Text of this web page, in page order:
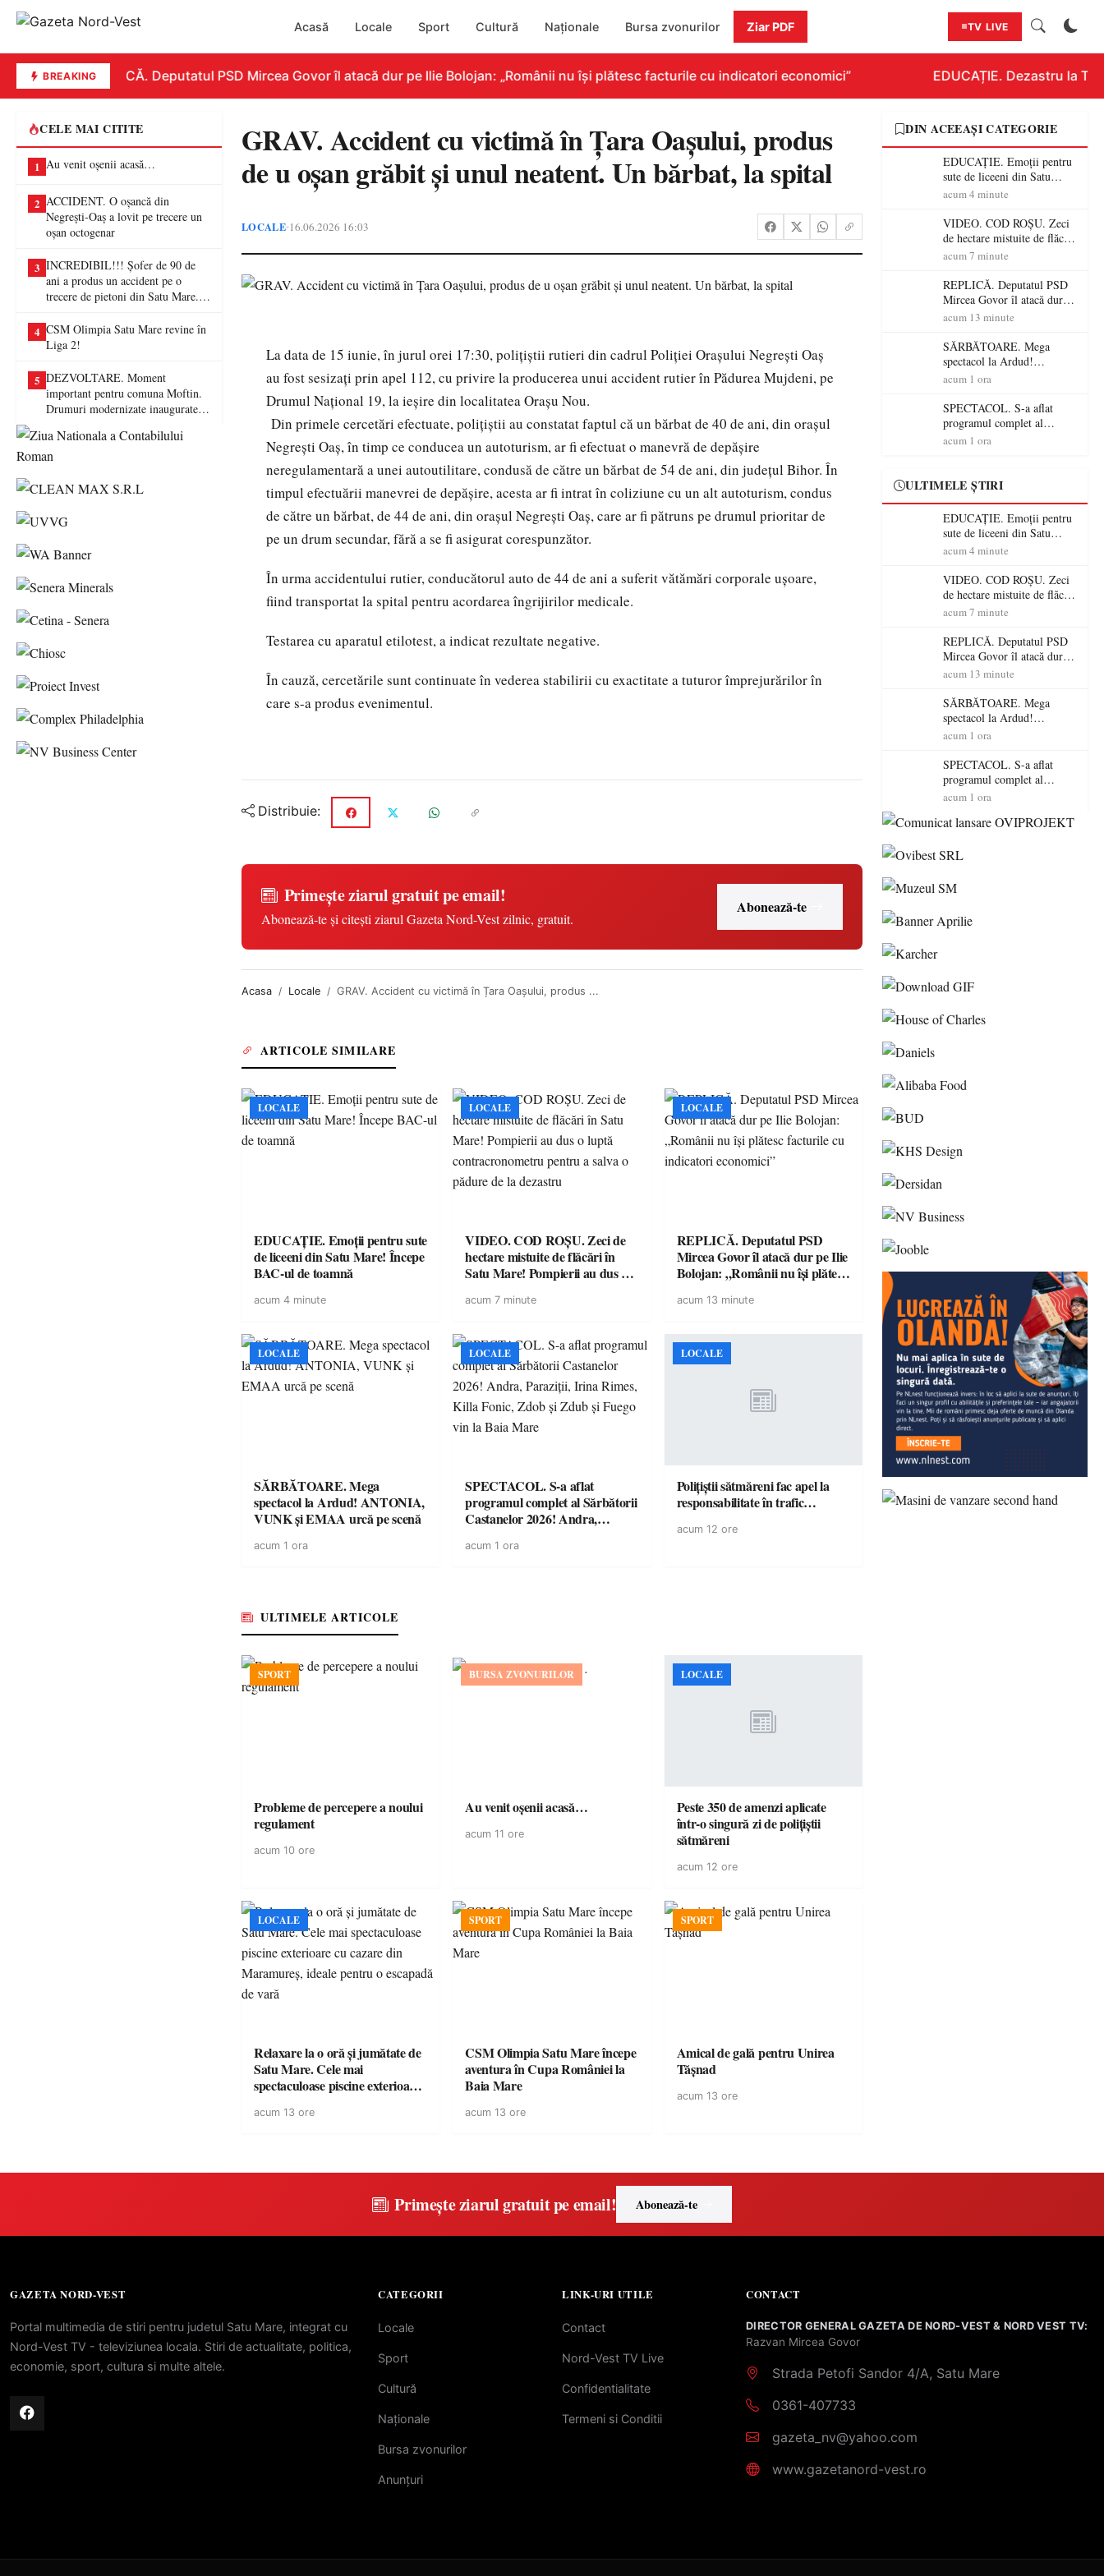
Acasă Locale Sport Cultură Naționale Bursa zvonurilor Ziar PDF TV LIVE
BREAKINGREPLICĂ. Deputatul PSD Mircea Govor îl atacă dur pe Ilie Bolojan: „Românii nu își plătesc facturile cu indicatori economici” EDUCAȚIE. Dezastru la
CELE MAI CITITE
1 Au venit oșenii acasă…
2 ACCIDENT. O oșancă din
Negrești-Oaș a lovit pe trecere un
oșan octogenar
3 INCREDIBIL!!! Șofer de 90 de
ani a produs un accident pe o
trecere de pietoni din Satu Mare. O
4 CSM Olimpia Satu Mare revine în
Liga 2!
5 DEZVOLTARE. Moment
important pentru comuna Moftin.
Drumuri modernizate inaugurate în
GRAV. Accident cu victimă în Țara Oașului, produs
de u oșan grăbit și unul neatent. Un bărbat, la spital
LOCALE•16.06.2026 16:03
La data de 15 iunie, în jurul orei 17:30, polițiștii rutieri din cadrul Poliției Orașului Negrești Oaș
au fost sesizați prin apel 112, cu privire la producerea unui accident rutier în Pădurea Mujdeni, pe
Drumul Național 19, la ieșire din localitatea Orașu Nou.
Din primele cercetări efectuate, polițiștii au constatat faptul că un bărbat de 40 de ani, din orașul
Negrești Oaș, în timp ce conducea un autoturism, ar fi efectuat o manevră de depășire
neregulamentară a unei autoutilitare, condusă de către un bărbat de 54 de ani, din județul Bihor. În
timpul efectuării manevrei de depășire, acesta ar fi intrat în coliziune cu un alt autoturism, condus
de către un bărbat, de 44 de ani, din orașul Negrești Oaș, care ar fi pătruns pe drumul prioritar de
pe un drum secundar, fără a se fi asigurat corespunzător.
În urma accidentului rutier, conducătorul auto de 44 de ani a suferit vătămări corporale ușoare,
fiind transportat la spital pentru acordarea îngrijirilor medicale.
Testarea cu aparatul etilotest, a indicat rezultate negative.
În cauză, cercetările sunt continuate în vederea stabilirii cu exactitate a tuturor împrejurărilor în
care s-a produs evenimentul.
Distribuie:
Primește ziarul gratuit pe email!
Abonează-te și citești ziarul Gazeta Nord-Vest zilnic, gratuit.
Abonează-te
Acasa Locale GRAV. Accident cu victimă în Țara Oașului, produs ...
ARTICOLE SIMILARE
LOCALE
EDUCAȚIE. Emoții pentru sute
de liceeni din Satu Mare! Începe
BAC-ul de toamnă
acum 4 minute
LOCALE
VIDEO. COD ROȘU. Zeci de
hectare mistuite de flăcări în
Satu Mare! Pompierii au dus o
a salva o pădure de la dezastru
acum 7 minute
LOCALE
REPLICĂ. Deputatul PSD
Mircea Govor îl atacă dur pe Ilie
Bolojan: „Românii nu își plătesc
economici”
acum 13 minute
LOCALE
SĂRBĂTOARE. Mega
spectacol la Ardud! ANTONIA,
VUNK și EMAA urcă pe scenă
acum 1 ora
LOCALE
SPECTACOL. S-a aflat
programul complet al Sărbătorii
Castanelor 2026! Andra,
Fonic, Zdob și Zdub și Fuego
acum 1 ora
LOCALE
Polițiștii sătmăreni fac apel la
responsabilitate în trafic…
acum 12 ore
ULTIMELE ARTICOLE
SPORT
Probleme de percepere a noului
regulament
acum 10 ore
BURSA ZVONURILOR
Au venit oșenii acasă…
acum 11 ore
LOCALE
Peste 350 de amenzi aplicate
într-o singură zi de polițiștii
sătmăreni
acum 12 ore
LOCALE
Relaxare la o oră și jumătate de
Satu Mare. Cele mai
spectaculoase piscine exterioare
pentru o escapadă de vară
acum 13 ore
SPORT
CSM Olimpia Satu Mare începe
aventura în Cupa României la
Baia Mare
acum 13 ore
SPORT
Amical de gală pentru Unirea
Tășnad
acum 13 ore
DIN ACEEAȘI CATEGORIE
EDUCAȚIE. Emoții pentru
sute de liceeni din Satu
Mare! Începe BAC-ul de
acum 4 minute
VIDEO. COD ROȘU. Zeci
de hectare mistuite de flăcări
în Satu Mare! Pompierii au
contracronometru pentru a
salva o pădure de la dezastru
acum 7 minute
REPLICĂ. Deputatul PSD
Mircea Govor îl atacă dur
pe Ilie Bolojan: „Românii
indicatori economici”
acum 13 minute
SĂRBĂTOARE. Mega
spectacol la Ardud!
ANTONIA, VUNK și
acum 1 ora
SPECTACOL. S-a aflat
programul complet al
Sărbătorii Castanelor 2026!
Zdub și Fuego vin la Baia
acum 1 ora
ULTIMELE ȘTIRI
EDUCAȚIE. Emoții pentru
sute de liceeni din Satu
Mare! Începe BAC-ul de
acum 4 minute
VIDEO. COD ROȘU. Zeci
de hectare mistuite de flăcări
în Satu Mare! Pompierii au
contracronometru pentru a
salva o pădure de la dezastru
acum 7 minute
REPLICĂ. Deputatul PSD
Mircea Govor îl atacă dur
pe Ilie Bolojan: „Românii
indicatori economici”
acum 13 minute
SĂRBĂTOARE. Mega
spectacol la Ardud!
ANTONIA, VUNK și
acum 1 ora
SPECTACOL. S-a aflat
programul complet al
Sărbătorii Castanelor 2026!
Rimes, Killa Fonic, Zdob și
Mare
acum 1 ora
Primește ziarul gratuit pe email! Abonează-te
GAZETA NORD-VEST
Portal multimedia de stiri pentru judetul Satu Mare, integrat cu
Nord-Vest TV - televiziunea locala. Stiri de actualitate, politica,
economie, sport, cultura si multe altele.
CATEGORII
Locale
Sport
Cultură
Naționale
Bursa zvonurilor
Anunțuri
LINK-URI UTILE
Contact
Nord-Vest TV Live
Confidentialitate
Termeni si Conditii
CONTACT
DIRECTOR GENERAL GAZETA DE NORD-VEST & NORD VEST TV:
Razvan Mircea Govor
Strada Petofi Sandor 4/A, Satu Mare
0361-407733
gazeta_nv@yahoo.com
www.gazetanord-vest.ro